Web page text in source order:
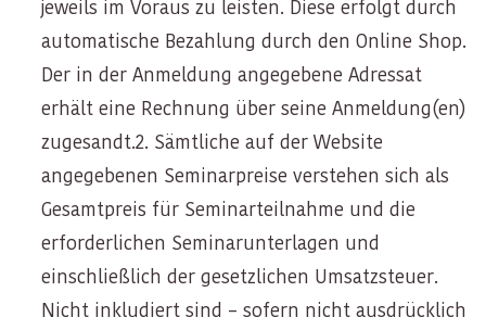
jeweils im Voraus zu leisten. Diese erfolgt durch
automatische Bezahlung durch den Online Shop.
Der in der Anmeldung angegebene Adressat
erhält eine Rechnung über seine Anmeldung(en)
zugesandt.2. Sämtliche auf der Website
angegebenen Seminarpreise verstehen sich als
Gesamtpreis für Seminarteilnahme und die
erforderlichen Seminarunterlagen und
einschließlich der gesetzlichen Umsatzsteuer.
Nicht inkludiert sind – sofern nicht ausdrücklich